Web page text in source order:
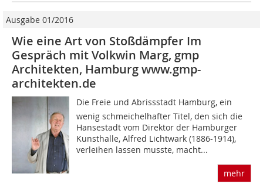
Ausgabe 01/2016
Wie eine Art von Stoßdämpfer Im
Gespräch mit Volkwin Marg, gmp
Architekten, Hamburg www.gmp-
architekten.de
Die Freie und Abrissstadt Hamburg, ein
wenig schmeichelhafter Titel, den sich die
Hansestadt vom Direktor der Hamburger
Kunsthalle, Alfred Lichtwark (1886-1914),
verleihen lassen musste, macht...
mehr